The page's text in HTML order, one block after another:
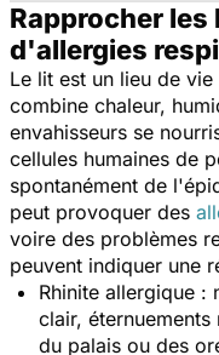
Rapprocher les
d'allergies
Le lit est un lieu de
combine chaleur,
envahisseurs se
cellules humaines de
spontanément de
peut provoquer des
voire des problèmes
peuvent indiquer une
Rhinite allergique :
clair, éternuements
du palais ou des